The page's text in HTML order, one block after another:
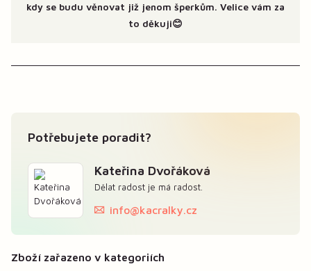
kdy se budu věnovat již jenom šperkům. Velice vám za
to děkuji😊
Potřebujete poradit?
Kateřina Dvořáková
Dělat radost je má radost.
info@kacralky.cz
Zboží zařazeno v kategoriích